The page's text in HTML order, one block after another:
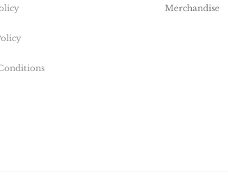
Merchandise